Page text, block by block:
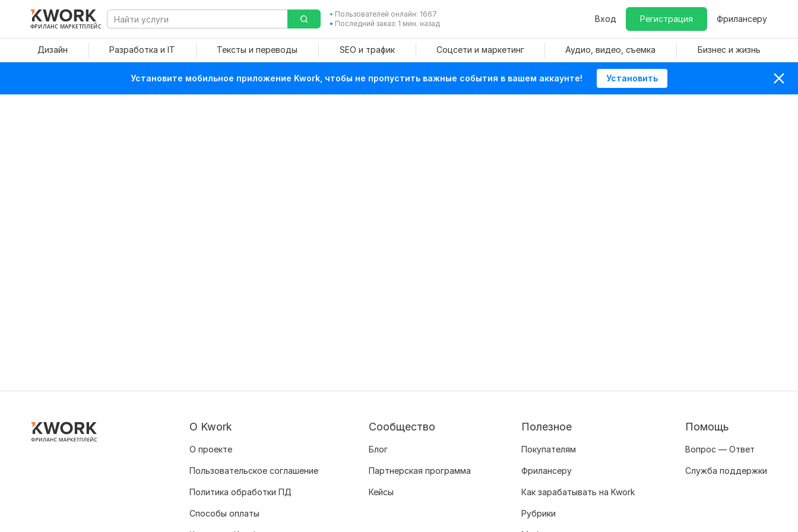
ФРИЛАНС МАРКЕТПЛЕЙС
Пользователей онлайн: 1667
Последний заказ: 1 мин. назад
Вход Регистрация Фрилансеру
Дизайн Разработка и IT Тексты и переводы SEO и трафик Соцсети и маркетинг Аудио, видео, съемка Бизнес и жизнь
Установите мобильное приложение Kwork, чтобы не пропустить важные события в вашем аккаунте! Установить
О Kwork
О проекте
Пользовательское соглашение
Политика обработки ПД
Способы оплаты
Сообщество
Блог
Партнерская программа
Кейсы
Полезное
Покупателям
Фрилансеру
Как зарабатывать на Kwork
Рубрики
Помощь
Вопрос — Ответ
Служба поддержки